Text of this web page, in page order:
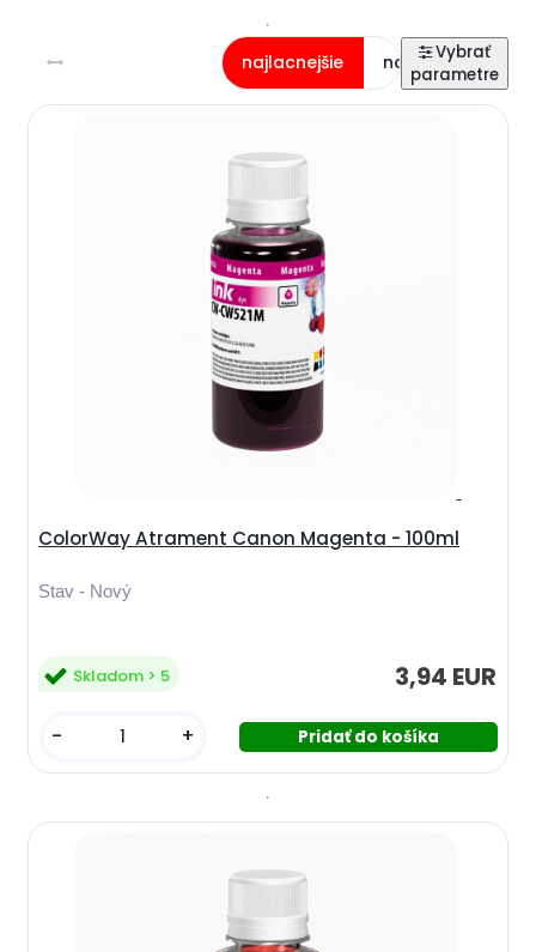
najlacnejšie najdrahšie
ColorWay Atrament Canon Magenta - 100ml
Stav - Nový
3,94 EUR
Skladom > 5
- +